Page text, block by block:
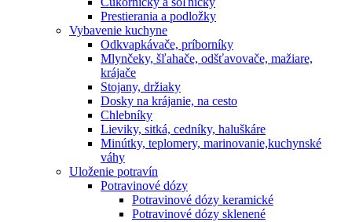
Prestierania a podložky
Vybavenie kuchyne
Odkvapkávače, príborníky
Mlynčeky, šľahače, odšťavovače, mažiare,
krájače
Stojany, držiaky
Dosky na krájanie, na cesto
Chlebníky
Lieviky, sitká, cedníky, haluškáre
Minútky, teplomery, marinovanie,kuchynské
váhy
Uloženie potravín
Potravinové dózy
Potravinové dózy keramické
Potravinové dózy sklenené